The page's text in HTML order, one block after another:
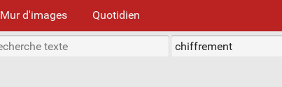
Mur d'images Quotidien